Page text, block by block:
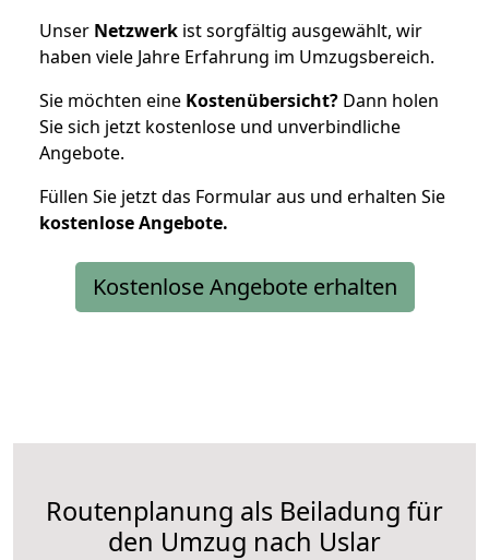
Unser Netzwerk ist sorgfältig ausgewählt, wir
haben viele Jahre Erfahrung im Umzugsbereich.
Sie möchten eine Kostenübersicht? Dann holen
Sie sich jetzt kostenlose und unverbindliche
Angebote.
Füllen Sie jetzt das Formular aus und erhalten Sie
kostenloseAngebote.
Kostenlose Angebote erhalten
Routenplanung als Beiladung für
den Umzug nach Uslar